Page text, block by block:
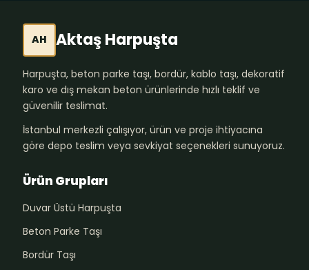
AH Aktaş Harpuşta
Harpuşta, beton parke taşı, bordür, kablo taşı, dekoratif
karo ve dış mekan beton ürünlerinde hızlı teklif ve
güvenilir teslimat.
İstanbul merkezli çalışıyor, ürün ve proje ihtiyacına
göre depo teslim veya sevkiyat seçenekleri sunuyoruz.
Ürün Grupları
Duvar Üstü Harpuşta
Beton Parke Taşı
Bordür Taşı